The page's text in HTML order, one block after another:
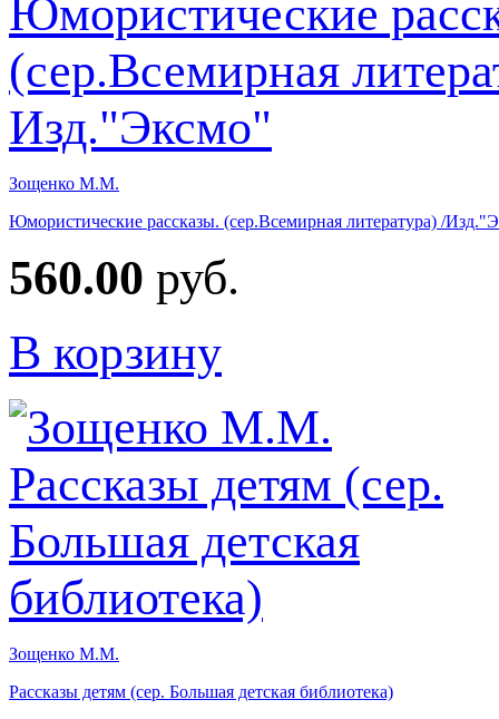
Зощенко М.М.
Юмористические рассказы. (сер.Всемирная литература) /
560.00 руб.
В корзину
Зощенко М.М.
Рассказы детям (сер. Большая детская библиотека)